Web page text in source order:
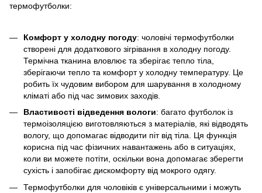
термофутболки:
Комфорт у холодну погоду: чоловічі термофутболки
створені для додаткового зігрівання в холодну погоду.
Термічна тканина вловлює та зберігає тепло тіла,
зберігаючи тепло та комфорт у холодну температуру. Це
робить їх чудовим вибором для шарування в холодному
кліматі або під час зимових заходів.
Властивості відведення вологи: багато футболок із
термоізоляцією виготовляються з матеріалів, які відводять
вологу, що допомагає відводити піт від тіла. Ця функція
корисна під час фізичних навантажень або в ситуаціях,
коли ви можете потіти, оскільки вона допомагає зберегти
сухість і запобігає дискомфорту від мокрого одягу.
Термофутболки для чоловіків є універсальними і можуть